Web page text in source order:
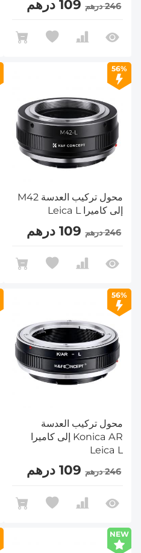
246 درهم 109 درهم
56%
محول تركيب العدسة M42
إلى كاميرا Leica L
246 درهم 109 درهم
56%
محول تركيب العدسة
Konica AR إلى كاميرا
Leica L
246 درهم 109 درهم
NEW